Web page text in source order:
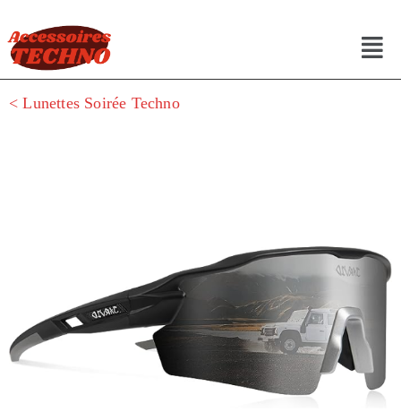
< Lunettes Soirée Techno